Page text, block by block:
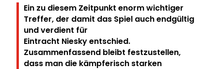
Ein zu diesem Zeitpunkt enorm wichtiger
Treffer, der damit das Spiel auch endgültig
und verdient für
Eintracht Niesky entschied.
Zusammenfassend bleibt festzustellen,
dass man die kämpferisch starken